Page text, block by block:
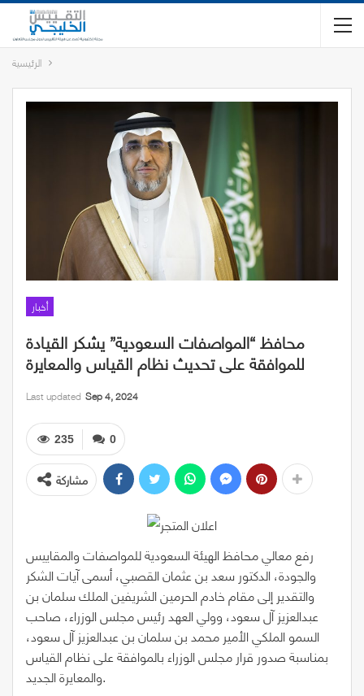
الرئيسية
أخبار
محافظ “المواصفات السعودية” يشكر القيادة
للموافقة على تحديث نظام القياس والمعايرة
Last updated Sep 4, 2024
0
235
مشاركة
رفع معالي محافظ الهيئة السعودية للمواصفات والمقاييس
والجودة، الدكتور سعد بن عثمان القصبي، أسمى آيات الشكر
والتقدير إلى مقام خادم الحرمين الشريفين الملك سلمان بن
عبدالعزيز آل سعود، وولي العهد رئيس مجلس الوزراء، صاحب
السمو الملكي الأمير محمد بن سلمان بن عبدالعزيز آل سعود،
بمناسبة صدور قرار مجلس الوزراء بالموافقة على نظام القياس
والمعايرة الجديد.